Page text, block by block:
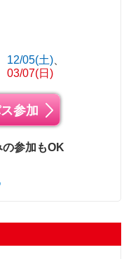
12/05(土)
03/07(日)
参加
参加もOK